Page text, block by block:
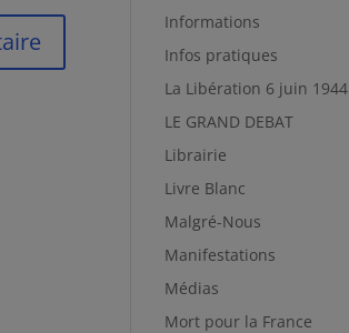
Informations
Infos pratiques
La Libération 6 juin 1944
LE GRAND DEBAT
Librairie
Livre Blanc
Malgré-Nous
Manifestations
Médias
Mort pour la France